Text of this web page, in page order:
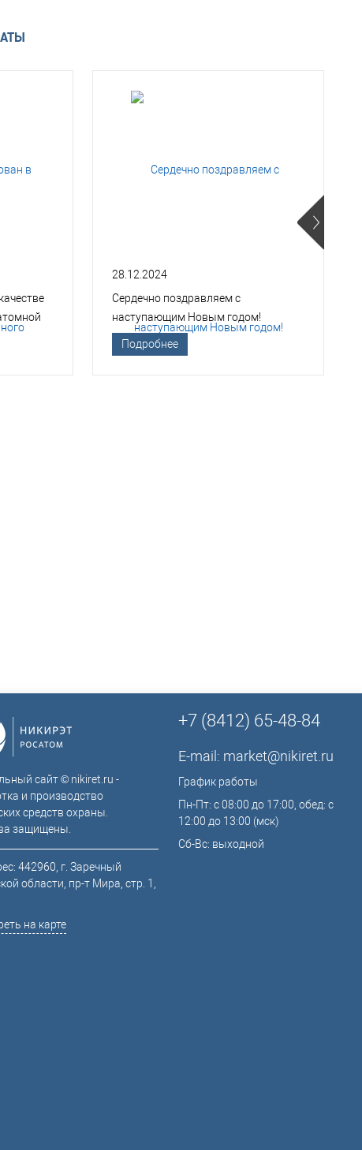
28.12.2024
Сердечно поздравляем с
наступающим Новым годом!
Подробнее
сайт © nikiret.ru -
и производство
средств охраны.
защищены.
442960, г. Заречный
области, пр-т Мира, стр. 1,
на карте
+7 (8412) 65-48-84
E-mail: market@nikiret.ru
График работы
Пн-Пт: с 08:00 до 17:00, обед: с
12:00 до 13:00 (мск)
Сб-Вс: выходной